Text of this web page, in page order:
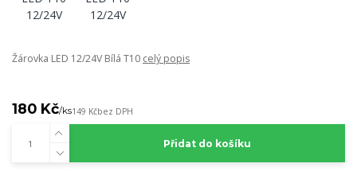
Žárovka LED 12/24V Bílá T10 celý popis
180 Kč/ks149 Kčbez DPH
Přidat do košíku